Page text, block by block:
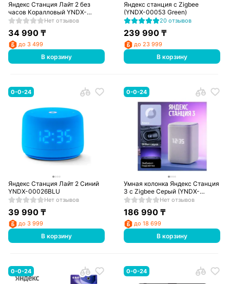
Яндекс Станция Лайт 2 без
часов Коралловый YNDX-
00028ORG Нет отзывов
34 990₸
до 3 499
В корзину
Яндекс станция с Zigbee
(YNDX-00053 Green)
20 отзывов
239 990 ₸
до 23 999
В корзину
0-0-24
Яндекс Станция Лайт 2 Синий
YNDX-00026BLU
Нет отзывов
39 990₸
до 3 999
В корзину
0-0-24
Умная колонка Яндекс Станция
3 с Zigbee Серый (YNDX-
00060GRY) Нет отзывов
186 990 ₸
до 18 699
В корзину
0-0-24 0-0-24